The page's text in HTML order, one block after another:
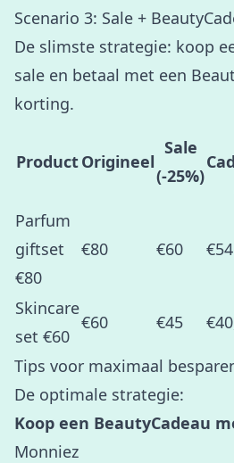
Scenario 3: Sale +
De slimste strategie: koop
sale en betaal met een
korting.
ProductOrigineel
Sale
(-25%)
Parfum
giftset
€80
€80 €60 €54
Skincare
set €60
€60 €45
Tips voor maximaal
De optimale strategie:
Koop een BeautyCadeau
Monniez